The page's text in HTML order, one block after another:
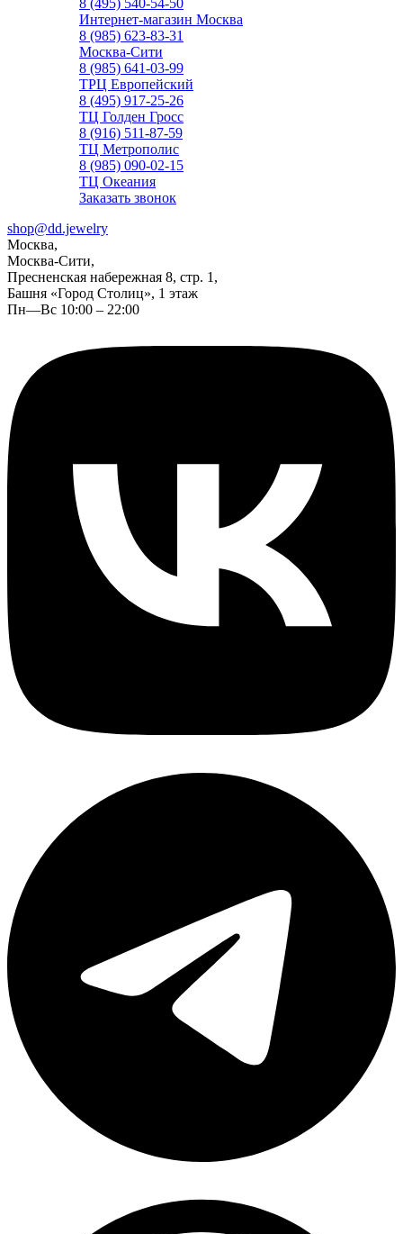
8 (495) 540-54-50
Интернет-магазин Москва
8 (985) 623-83-31
Москва-Сити
8 (985) 641-03-99
ТРЦ Европейский
8 (495) 917-25-26
ТЦ Голден Гросс
8 (916) 511-87-59
ТЦ Метрополис
8 (985) 090-02-15
ТЦ Океания
Заказать звонок
shop@dd.jewelry
Москва,
Москва-Сити,
Пресненская набережная 8, стр. 1,
Башня «Город Столиц», 1 этаж
Пн—Вс 10:00 – 22:00